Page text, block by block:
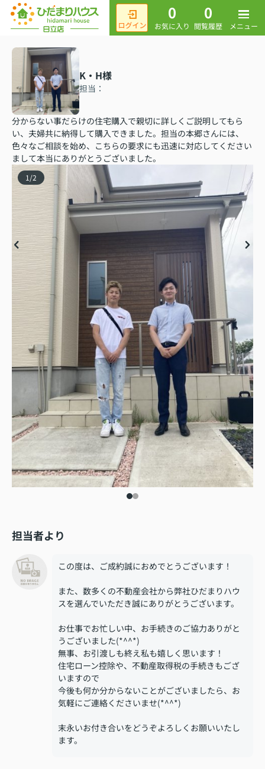
0
お気に入り
0
閲覧履歴 メニュー
K・H様
担当：
分からない事だらけの住宅購入で親切に詳しくご説明してもら
い、夫婦共に納得して購入できました。担当の本郷さんには、
色々なご相談を始め、こちらの要求にも迅速に対応してください
まして本当にありがとうございました。
1/2
担当者より
この度は、ご成約誠におめでとうございます！
また、数多くの不動産会社から弊社ひだまりハウ
スを選んでいただき誠にありがとうございます。
お仕事でお忙しい中、お手続きのご協力ありがと
うございました(*^^*)
無事、お引渡しも終え私も嬉しく思います！
住宅ローン控除や、不動産取得税の手続きもござ
いますので
今後も何か分からないことがございましたら、お
気軽にご連絡くださいませ(*^^*)
末永いお付き合いをどうぞよろしくお願いいたし
ます。